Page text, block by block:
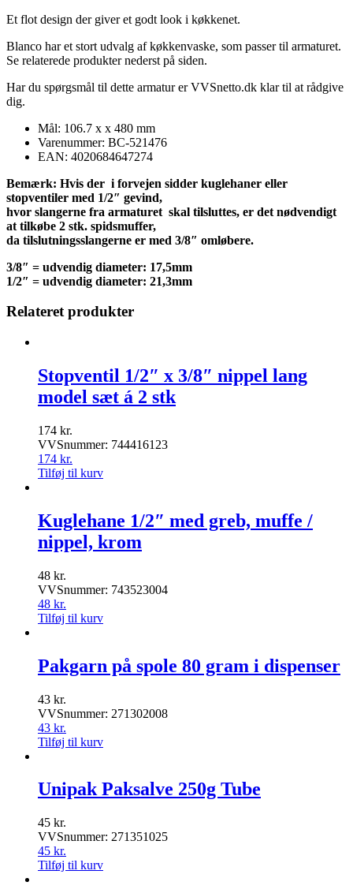
Et flot design der giver et godt look i køkkenet.
Blanco har et stort udvalg af køkkenvaske, som passer til armaturet.
Se relaterede produkter nederst på siden.
Har du spørgsmål til dette armatur er VVSnetto.dk klar til at rådgive
dig.
Mål: 106.7 x x 480 mm
Varenummer: BC-521476
EAN: 4020684647274
Bemærk: Hvis der i forvejen sidder kuglehaner eller
stopventiler med 1/2″ gevind,
hvor slangerne fra armaturet skal tilsluttes, er det nødvendigt
at tilkøbe 2 stk. spidsmuffer,
da tilslutningsslangerne er med 3/8″ omløbere.
3/8″ = udvendig diameter: 17,5mm
1/2″ = udvendig diameter: 21,3mm
Relateret produkter
Stopventil 1/2″ x 3/8″ nippel lang
model sæt á 2 stk
174 kr.
VVSnummer: 744416123
174 kr.
Tilføj til kurv
Kuglehane 1/2″ med greb, muffe /
nippel, krom
48 kr.
VVSnummer: 743523004
48 kr.
Tilføj til kurv
Pakgarn på spole 80 gram i dispenser
43 kr.
VVSnummer: 271302008
43 kr.
Tilføj til kurv
Unipak Paksalve 250g Tube
45 kr.
VVSnummer: 271351025
45 kr.
Tilføj til kurv